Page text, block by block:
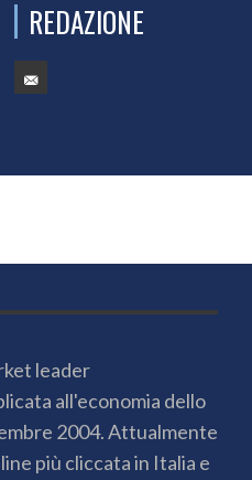
REDAZIONE
leader
all'economia dello
2004. Attualmente
più cliccata in Italia e